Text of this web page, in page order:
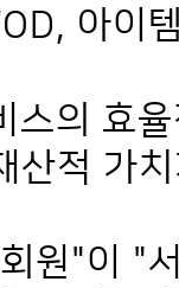
아이
의 효
산적 가
원"이 "